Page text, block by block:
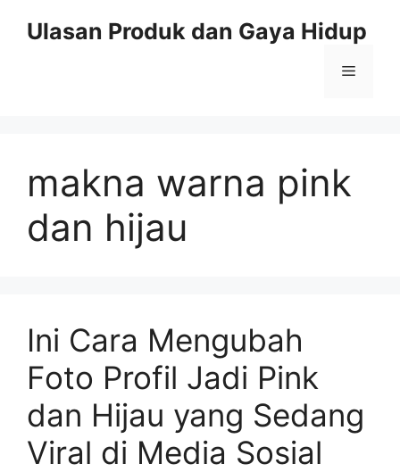
Ulasan Produk dan Gaya Hidup
Menu
makna warna pink
dan hijau
Ini Cara Mengubah
Foto Profil Jadi Pink
dan Hijau yang Sedang
Viral di Media Sosial